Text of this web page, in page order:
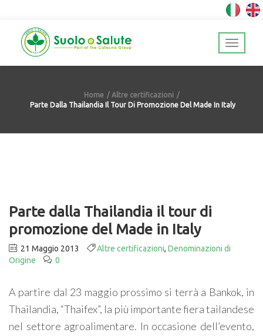
Home
Altre certificazioni
Parte Dalla Thailandia Il Tour Di Promozione Del Made In Italy
Parte dalla Thailandia il tour di
promozione del Made in Italy
21 Maggio 2013 Altre certificazioni, Denominazioni di
Origine
0
A partire dal 23 maggio prossimo si terrà a Bankok, in
Thailandia, “Thaifex”, la più importante fiera tailandese
nel settore agroalimentare. In occasione dell’evento,